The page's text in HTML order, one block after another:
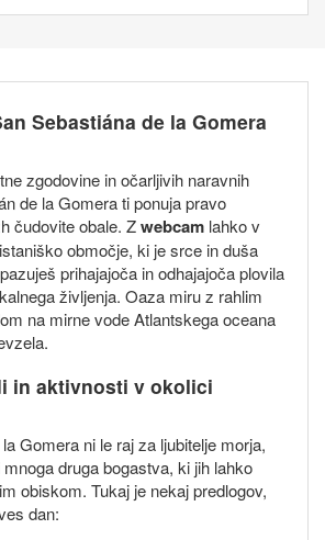
Sebastiána de la Gomera
zgodovine in očarljivih naravnih
de la Gomera ti ponuja pravo
čudovite obale. Zwebcam lahko v
območje, ki je srce in duša
prihajajoča in odhajajoča plovila
življenja. Oaza miru z rahlim
na mirne vode Atlantskega oceana
in aktivnosti v okolici
Gomera ni le raj za ljubitelje morja,
druga bogastva, ki jih lahko
obiskom. Tukaj je nekaj predlogov,
dan: